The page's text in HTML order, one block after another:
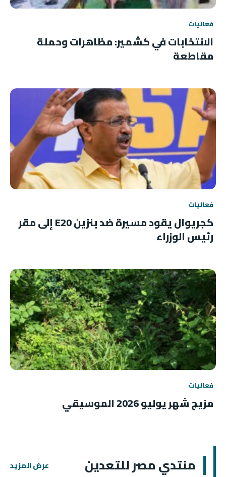
فعاليات
الانتخابات في كشمير: مظاهرات وحملة
مقاطعة
فعاليات
كجريوال يقود مسيرة ضد بنزين E20 إلى مقر
رئيس الوزراء
فعاليات
مزيج شهر يوليو 2026 الموسيقي
منتدي مصر للتعدين عرض المزيد